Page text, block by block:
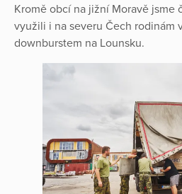
Kromě obcí na jižní Moravě jsme
využili i na severu Čech rodinám
downburstem na Lounsku.